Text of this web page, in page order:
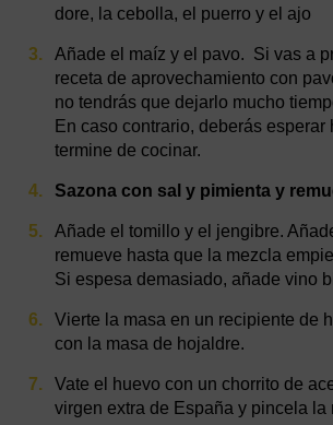
dore, la cebolla, el puerro y el ajo
Añade el maíz y el pavo. Si vas a
receta de aprovechamiento con
no tendrás que dejarlo mucho
En caso contrario, deberás esperar
termine de cocinar.
Sazona con sal y pimienta y
Añade el tomillo y el jengibre.
remueve hasta que la mezcla
Si espesa demasiado, añade vino
Vierte la masa en un recipiente de
con la masa de hojaldre.
Vate el huevo con un chorrito de
virgen extra de España y pincela la